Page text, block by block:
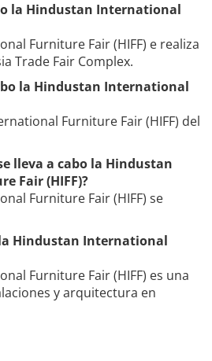
la Hindustan International
Furniture Fair (HIFF) e realiza
Trade Fair Complex.
la Hindustan International
Furniture Fair (HIFF) del
lleva a cabo la Hindustan
Fair (HIFF)?
Furniture Fair (HIFF) se
Hindustan International
Furniture Fair (HIFF) es una
y arquitectura en